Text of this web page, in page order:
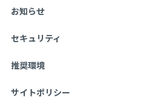
お知らせ
セキュリティ
推奨環境
サイトポリシー